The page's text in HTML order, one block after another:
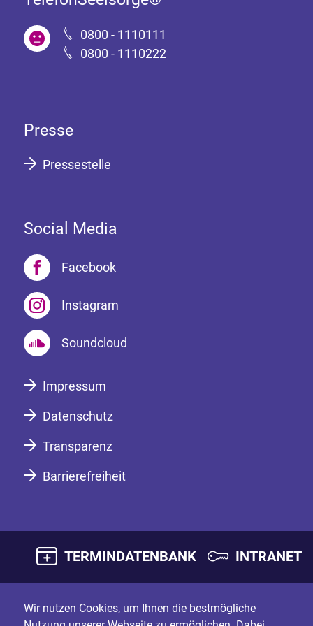
0800 - 1110111
0800 - 1110222
Presse
Pressestelle
Social Media
Facebook
Instagram
Soundcloud
Impressum
Datenschutz
Transparenz
Barrierefreiheit
TERMINDATENBANK INTRANET
Wir nutzen Cookies, um Ihnen die bestmögliche